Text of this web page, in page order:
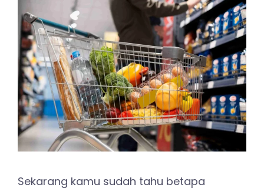
Sekarang kamu sudah tahu betapa